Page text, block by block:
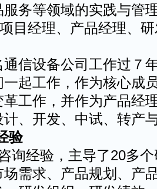
务等领域的实践与管
目经理、产品经理、
信设备公司工作过７
起工作，作为核心成
工作，并作为产品经
、开发、中试、转产
验
询经验，主导了20多
场需求、产品规划、产